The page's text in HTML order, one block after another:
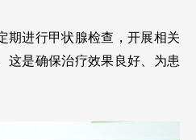
期进行甲状腺检查，开展相关
这是确保治疗效果良好、为患